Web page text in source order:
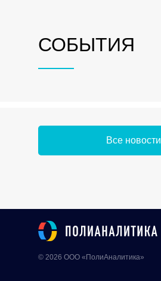
СОБЫТИЯ
Все новости
© 2026 ООО «ПолиАналитика»